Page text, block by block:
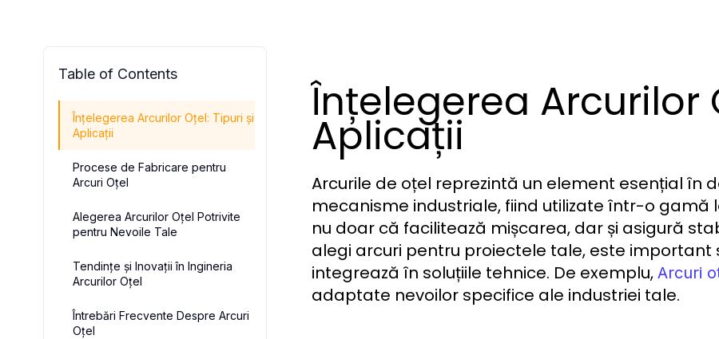
Table of Contents
Înțelegerea Arcurilor Oțel: Tipuri și
Aplicații
Procese de Fabricare pentru
Arcuri Oțel
Alegerea Arcurilor Oțel Potrivite
pentru Nevoile Tale
Tendințe și Inovații în Ingineria
Arcurilor Oțel
Întrebări Frecvente Despre Arcuri
Oțel
Înțelegerea Arcurilor
Aplicații
Arcurile de oțel reprezintă un element esențial în
mecanisme industriale, fiind utilizate într-o
nu doar că facilitează mișcarea, dar și asigură
alegi arcuri pentru proiectele tale, este important
integrează în soluțiile tehnice. De exemplu, Arcuri
adaptate nevoilor specifice ale industriei tale.